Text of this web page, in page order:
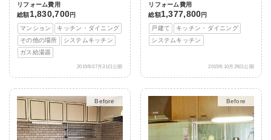
リフォーム費用
総額1,830,700円
マンション
キッチン・ダイニング
その他の場所
システムキッチン
ガス給湯器
2015年07月31日公開
リフォーム費用
総額1,377,800円
戸建て
キッチン・ダイニング
システムキッチン
2015年10月29日公開
After After